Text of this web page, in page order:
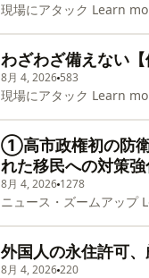
現場にアタック Learn
わざわざ備えない【
8月 4, 2026 583
現場にアタック Learn
①高市政権初の防
れた移民への対策
8月 4, 2026 1278
ニュース・ズームアッ
外国人の永住許可
8月 4, 2026220